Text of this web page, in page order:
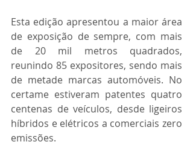
Esta edição apresentou a maior área
de exposição de sempre, com mais
de 20 mil metros quadrados,
reunindo 85 expositores, sendo mais
de metade marcas automóveis. No
certame estiveram patentes quatro
centenas de veículos, desde ligeiros
híbridos e elétricos a comerciais zero
emissões.